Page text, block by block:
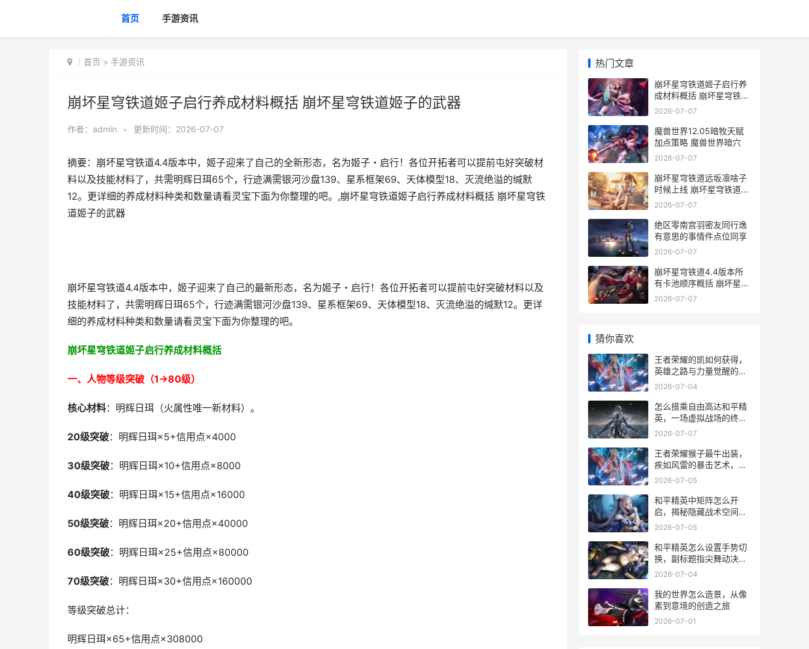
首页 手游资讯
首页 > 手游资讯
崩坏星穹铁道姬子启行养成材料概括 崩坏星穹铁道姬子的武器
作者： admin • 更新时间：2026-07-07
摘要：崩坏星穹铁道4.4版本中，姬子迎来了自己的全新形态，名为姬子・启行！各位开拓者可以提前屯好突破材
料以及技能材料了，共需明辉日珥65个，行迹满需银河沙盘139、星系框架69、天体模型18、灭流绝溢的缄默
12。更详细的养成材料种类和数量请看灵宝下面为你整理的吧。,崩坏星穹铁道姬子启行养成材料概括 崩坏星穹铁
道姬子的武器
崩坏星穹铁道4.4版本中，姬子迎来了自己的最新形态，名为姬子・启行！各位开拓者可以提前屯好突破材料以及
技能材料了，共需明辉日珥65个，行迹满需银河沙盘139、星系框架69、天体模型18、灭流绝溢的缄默12。更详
细的养成材料种类和数量请看灵宝下面为你整理的吧。
崩坏星穹铁道姬子启行养成材料概括
一、人物等级突破（1→80级）
核心材料：明辉日珥（火属性唯一新材料）。
20级突破：明辉日珥×5+信用点×4000
30级突破：明辉日珥×10+信用点×8000
40级突破：明辉日珥×15+信用点×16000
50级突破：明辉日珥×20+信用点×40000
60级突破：明辉日珥×25+信用点×80000
70级突破：明辉日珥×30+信用点×160000
等级突破总计：
明辉日珥×65+信用点×308000
热门文章
崩坏星穹铁道姬子启行养
成材料概括 崩坏星穹铁道
姬子的武器
2026-07-07
魔兽世界12.05暗牧天赋
加点策略 魔兽世界暗穴
2026-07-07
崩坏星穹铁道远坂凛啥子
时候上线 崩坏星穹铁道
nga
2026-07-07
绝区零南宫羽密友同行逸
有意思的事情件点位同享
2026-07-07
崩坏星穹铁道4.4版本所
有卡池顺序概括 崩坏星穹
铁道4.4角色爆料
2026-07-07
猜你喜欢
王者荣耀的凯如何获得，
英雄之路与力量觉醒的副
标题
2026-07-04
怎么搭乘自由高达和平精
英，一场虚拟战场的终极
幻想
2026-07-07
王者荣耀猴子最牛出装，
疾如风雷的暴击艺术，副
标题，三棍定江山的核心
2026-07-05
和平精英中矩阵怎么开
启，揭秘隐藏战术空间的
钥匙
2026-07-05
和平精英怎么设置手势切
换，副标题指尖舞动决胜
战场
2026-07-04
我的世界怎么造景，从像
素到意境的创造之旅
2026-07-01